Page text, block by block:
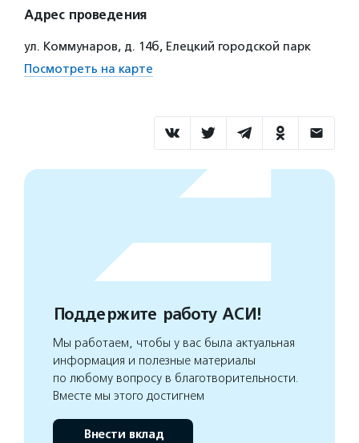
Адрес проведения
ул. Коммунаров, д. 14б, Елецкий городской парк
Посмотреть на карте
Поддержите работу АСИ!
Мы работаем, чтобы у вас была актуальная
информация и полезные материалы
по любому вопросу в благотворительности.
Вместе мы этого достигнем
Внести вклад